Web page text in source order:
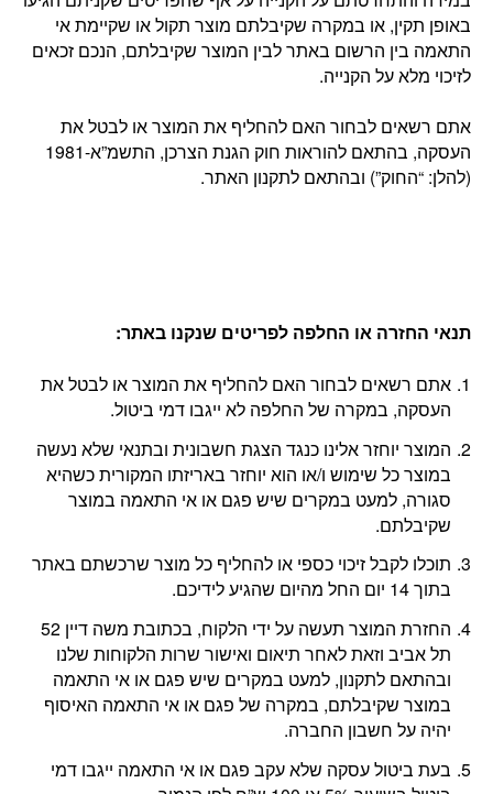
באופן תקין, או במקרה שקיבלתם מוצר תקול או שקיימת אי
התאמה בין הרשום באתר לבין המוצר שקיבלתם, הנכם זכאים
לזיכוי מלא על הקנייה.
אתם רשאים לבחור האם להחליף את המוצר או לבטל את
העסקה, בהתאם להוראות חוק הגנת הצרכן, התשמ”א-1981
(להלן: “החוק”) ובהתאם לתקנון האתר.
תנאי החזרה או החלפה לפריטים שנקנו באתר:
אתם רשאים לבחור האם להחליף את המוצר או לבטל את
העסקה, במקרה של החלפה לא ייגבו דמי ביטול.
המוצר יוחזר אלינו כנגד הצגת חשבונית ובתנאי שלא נעשה
במוצר כל שימוש ו/או הוא יוחזר באריזתו המקורית כשהיא
סגורה, למעט במקרים שיש פגם או אי התאמה במוצר
שקיבלתם.
תוכלו לקבל זיכוי כספי או להחליף כל מוצר שרכשתם באתר
בתוך 14 יום החל מהיום שהגיע לידיכם.
החזרת המוצר תעשה על ידי הלקוח, בכתובת משה דיין 52
תל אביב וזאת לאחר תיאום ואישור שרות הלקוחות שלנו
ובהתאם לתקנון, למעט במקרים שיש פגם או אי התאמה
במוצר שקיבלתם, במקרה של פגם או אי התאמה האיסוף
יהיה על חשבון החברה.
בעת ביטול עסקה שלא עקב פגם או אי התאמה ייגבו דמי